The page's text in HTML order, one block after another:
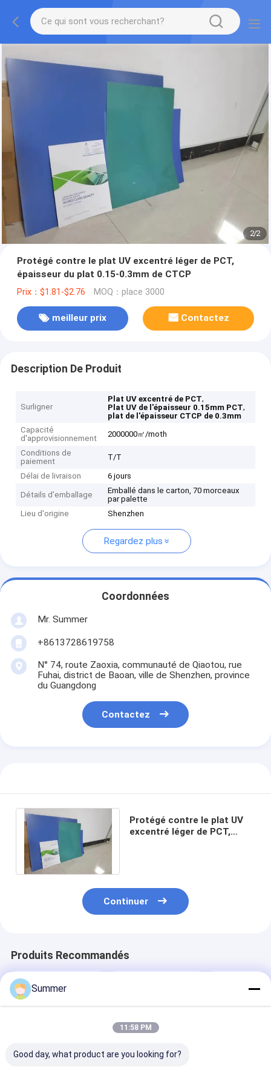
2/2
Protégé contre le plat UV excentré léger de PCT,
épaisseur du plat 0.15-0.3mm de CTCP
Prix：$1.81-$2.76 MOQ：place 3000
meilleur prix Contactez
Description De Produit
Surligner
Plat UV excentré de PCT,
Plat UV de l'épaisseur 0.15mm PCT,
plat de l'épaisseur CTCP de 0.3mm
Capacité
d'approvisionnement
2000000㎡/moth
Conditions de
paiement
T/T
Délai de livraison 6 jours
Détails d'emballage
Emballé dans le carton, 70 morceaux
par palette
Lieu d'origine
Shenzhen
Regardez plus
Coordonnées
Mr. Summer
+8613728619758
N° 74, route Zaoxia, communauté de Qiaotou, rue
Fuhai, district de Baoan, ville de Shenzhen, province
du Guangdong
Contactez
Protégé contre le plat UV
excentré léger de PCT,
Continuer
Produits Recommandés
Summer
11:58 PM
Good day, what product are you looking for?